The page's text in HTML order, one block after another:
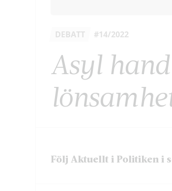
DEBATT #14/2022
Asyl
Följ Aktuellt i Politiken i